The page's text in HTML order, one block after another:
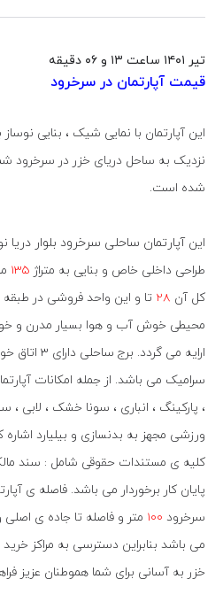
تير ۱۴۰۱ ساعت ۱۳ و ۰۶ دقيقه
قیمت آپارتمان در سرخرود
این آپارتمان با نمایی شیک ، بنایی
نزدیک به ساحل دریای خزر در سرخرود
شده است.
این آپارتمان ساحلی سرخرود بلوار دریا
طراحی داخلی خاص و بنایی به متراژ 135
کل آن 28 تا و این واحد فروشی در
محیطی خوش آب و هوا بسیار مدرن و
ارایه می
سرامیک می باشد. از جمله امکانات
، پارکینگ ، انباری ، سونا خشک ، لابی ،
ورزشی مجهز به بدنسازی و بیلیارد اشاره
کلیه ی مستندات حقوقی شامل : سند
پایان کار برخوردار می باشد. فاصله ی
سرخرود 100 متر و فاصله تا جاده ی
می باشد بنابراین دسترسی به مراکز
خزر به آسانی برای شما هموطنان عزیز